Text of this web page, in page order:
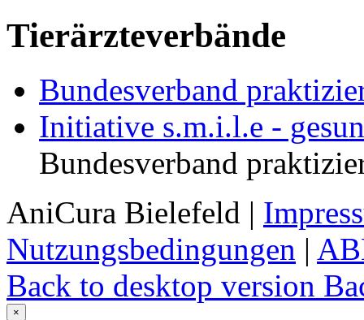
Tierärzteverbände
Bundesverband
Initiative s.m.i.l.e -
Bundesverband
AniCura Bielefeld |
Nutzungsbedingungen |
Back to desktop version
×